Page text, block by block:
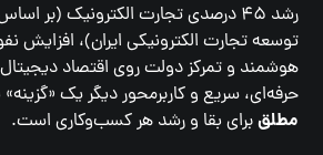
رشد ۴۵ درصدی تجارت الکترونیک (بر
توسعه تجارت الکترونیکی ایران)، افزایش
هوشمند و تمرکز دولت روی اقتصاد
حرفه‌ای، سریع و کاربرمحور دیگر یک
مطلقبرای بقا و رشد هر کسب‌وکاری است.